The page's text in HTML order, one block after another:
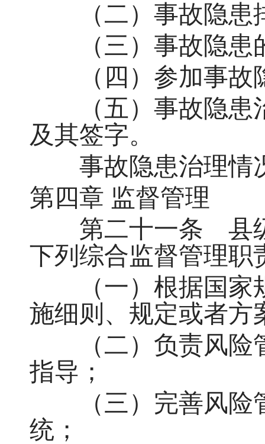
（二）事故隐患
（三）事故隐患
（四）参加事故
（五）事故隐患治
及其签字。
事故隐患治理情
第四章 监督管理
第二十一条 县级
下列综合监督管理职
（一）根据国家规
施细则、规定或者方
（二）负责风险管
指导；
（三）完善风险管
统；